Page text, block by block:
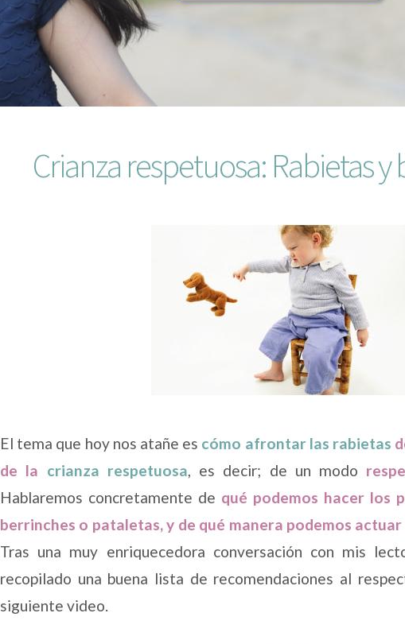
Crianza respetuosa: Rabietas
El tema que hoy nos atañe es cómo afrontar las rabietas
de la crianza respetuosa, es decir; de un modo
Hablaremos concretamente de qué podemos hacer los
berrinches o pataletas, y de qué manera podemos
Tras una muy enriquecedora conversación con mis
recopilado una buena lista de recomendaciones al
siguiente video.